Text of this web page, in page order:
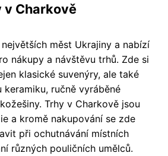
v Charkově
měst Ukrajiny a nabízí
nákupy a návštěvu trhů. Zde si
klasické suvenýry, ale také
ručně vyráběné
Trhy v Charkově jsou
a kromě nakupování se zde
při ochutnávání místních
různých pouličních umělců.